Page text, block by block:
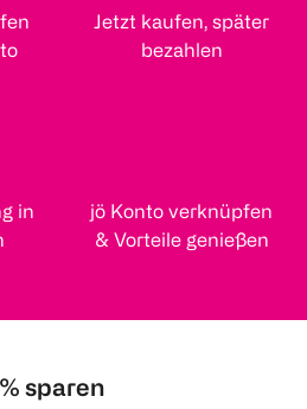
Jetzt kaufen, später
bezahlen
in
jö Konto verknüpfen
& Vorteile genießen
sparen